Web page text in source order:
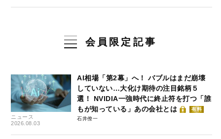
会員限定記事
ニュース
2026.08.03
AI相場「第2幕」へ！ バブルはまだ崩壊
していない…大化け期待の注目銘柄５
選！ NVIDIA一強時代に終止符を打つ「誰
もが知っている」あの会社とは
有料
石井僚一